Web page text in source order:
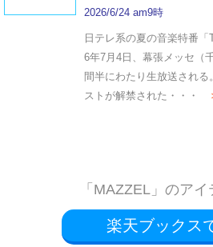
2026/6/24 am9時
日テレ系の夏の音楽特番
6年7月4日、幕張メッセ（
間半にわたり生放送され
ストが解禁された・・・
「MAZZEL」のア
楽天ブックス